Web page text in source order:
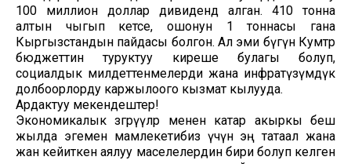
100 миллион доллар дивиденд алган. 410 тонна
алтын чыгып кетсе, ошонун 1 тоннасы гана
Кыргызстандын пайдасы болгон. Ал эми бүгүн Кумтөр
бюджеттин туруктуу киреше булагы болуп,
социалдык милдеттенмелерди жана инфратүзүмдүк
долбоорлорду каржылоого кызмат кылууда.
Ардактуу мекендештер!
Экономикалык өзгөрүүлөр менен катар акыркы беш
жылда эгемен мамлекетибиз үчүн эң татаал жана
жан кейиткен аялуу маселелердин бири болуп келген